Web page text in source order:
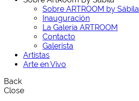
Sobre ARTROOM by Sábila
Inauguración
La Galería ARTROOM
Contacto
Galerista
Artistas
Arte en Vivo
Back
Close